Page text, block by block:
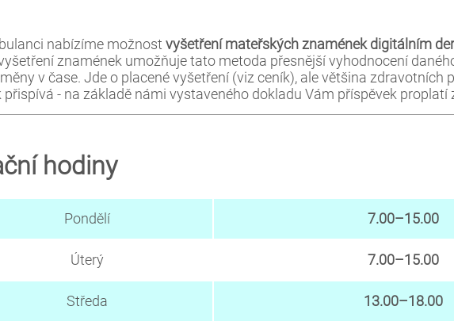
nabízíme možnostvyšetření mateřských znamének digitálním
znamének umožňuje tato metoda přesnější vyhodnocení
v čase. Jde o placené vyšetření (viz ceník), ale většina zdravotních
přispívá - na základě námi vystaveného dokladu Vám příspěvek proplatí
hodiny
Pondělí 7.00–15.00
Úterý 7.00–15.00
Středa 13.00–18.00